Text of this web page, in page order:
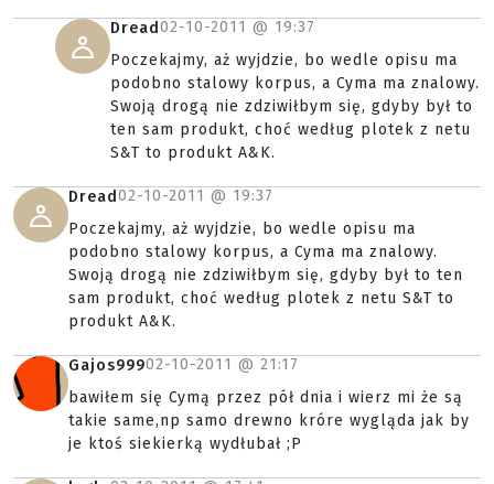
Dread02-10-2011 @ 19:37
Poczekajmy, aż wyjdzie, bo wedle opisu ma
podobno stalowy korpus, a Cyma ma znalowy.
Swoją drogą nie zdziwiłbym się, gdyby był to
ten sam produkt, choć według plotek z netu
S&T to produkt A&K.
Dread02-10-2011 @ 19:37
Poczekajmy, aż wyjdzie, bo wedle opisu ma
podobno stalowy korpus, a Cyma ma znalowy.
Swoją drogą nie zdziwiłbym się, gdyby był to ten
sam produkt, choć według plotek z netu S&T to
produkt A&K.
Gajos99902-10-2011 @ 21:17
bawiłem się Cymą przez pół dnia i wierz mi że są
takie same,np samo drewno króre wygląda jak by
je ktoś siekierką wydłubał ;P